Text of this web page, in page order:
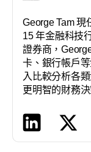
George Tam 現
15 年金融科技
證券商，
卡、銀行帳戶
入比較分析各
更明智的財務決